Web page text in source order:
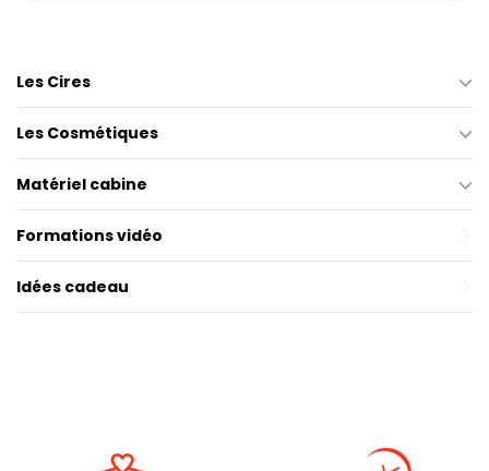
Les Cires
Les Cosmétiques
Matériel cabine
Formations vidéo
Idées cadeau